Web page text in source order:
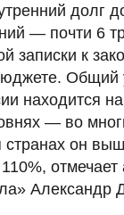
долг
— почти 6
записки к
Общий
находится
— во
он
отмечает
Александр